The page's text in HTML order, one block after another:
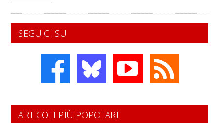
SEGUICI SU
ARTICOLI PIÙ POPOLARI